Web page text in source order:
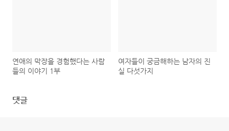
연애의 막장을 경험했다는 사람
들의 이야기 1부
여자들이 궁금해하는 남자의 진
실 다섯가지
댓글